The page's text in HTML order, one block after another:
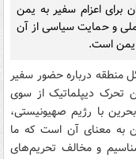
برای اعزام سفیر به یمن
و حمایت سیاسی از آن
یمن است.
منطقه درباره حضور سفیر
تحرک دیپلماتیک از سوی
با رژیم صهیونیستی،
به معنای آن است که ما
و مخالف تحریم‌های